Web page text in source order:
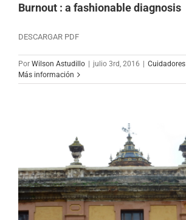
Burnout : a fashionable diagnosis
DESCARGAR PDF
Por Wilson Astudillo | julio 3rd, 2016 | Cuidadores
Más información